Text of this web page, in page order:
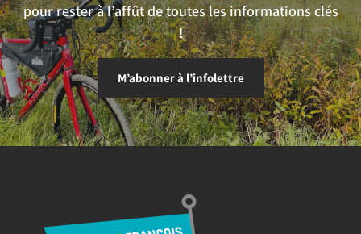
pour rester à l’affût de toutes les informations clés
!
M’abonner à l’infolettre